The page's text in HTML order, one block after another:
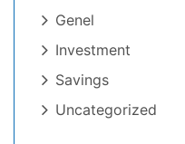
Genel
Investment
Savings
Uncategorized